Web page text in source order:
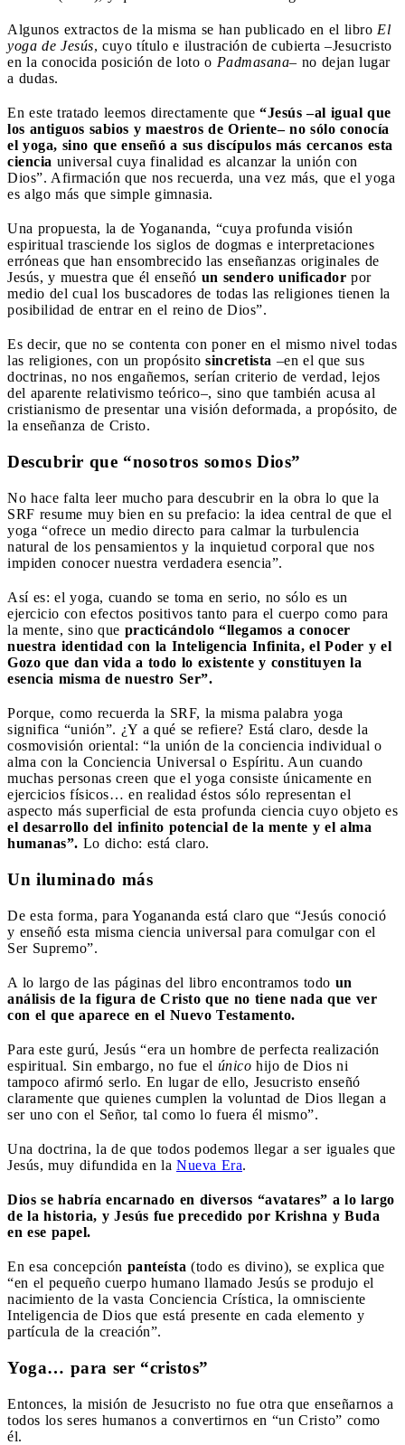
Algunos extractos de la misma se han publicado en el libro El
yoga de Jesús, cuyo título e ilustración de cubierta –Jesucristo
en la conocida posición de loto o Padmasana– no dejan lugar
a dudas.
En este tratado leemos directamente que “Jesús –al igual que
los antiguos sabios y maestros de Oriente– no sólo conocía
el yoga, sino que enseñó a sus discípulos más cercanos esta
ciencia universal cuya finalidad es alcanzar la unión con
Dios”. Afirmación que nos recuerda, una vez más, que el yoga
es algo más que simple gimnasia.
Una propuesta, la de Yogananda, “cuya profunda visión
espiritual trasciende los siglos de dogmas e interpretaciones
erróneas que han ensombrecido las enseñanzas originales de
Jesús, y muestra que él enseñó un sendero unificador por
medio del cual los buscadores de todas las religiones tienen la
posibilidad de entrar en el reino de Dios”.
Es decir, que no se contenta con poner en el mismo nivel todas
las religiones, con un propósito sincretista –en el que sus
doctrinas, no nos engañemos, serían criterio de verdad, lejos
del aparente relativismo teórico–, sino que también acusa al
cristianismo de presentar una visión deformada, a propósito, de
la enseñanza de Cristo.
Descubrir que “nosotros somos Dios”
No hace falta leer mucho para descubrir en la obra lo que la
SRF resume muy bien en su prefacio: la idea central de que el
yoga “ofrece un medio directo para calmar la turbulencia
natural de los pensamientos y la inquietud corporal que nos
impiden conocer nuestra verdadera esencia”.
Así es: el yoga, cuando se toma en serio, no sólo es un
ejercicio con efectos positivos tanto para el cuerpo como para
la mente, sino que practicándolo “llegamos a conocer
nuestra identidad con la Inteligencia Infinita, el Poder y el
Gozo que dan vida a todo lo existente y constituyen la
esencia misma de nuestro Ser”.
Porque, como recuerda la SRF, la misma palabra yoga
significa “unión”. ¿Y a qué se refiere? Está claro, desde la
cosmovisión oriental: “la unión de la conciencia individual o
alma con la Conciencia Universal o Espíritu. Aun cuando
muchas personas creen que el yoga consiste únicamente en
ejercicios físicos… en realidad éstos sólo representan el
aspecto más superficial de esta profunda ciencia cuyo objeto es
el desarrollo del infinito potencial de la mente y el alma
humanas”. Lo dicho: está claro.
Un iluminado más
De esta forma, para Yogananda está claro que “Jesús conoció
y enseñó esta misma ciencia universal para comulgar con el
Ser Supremo”.
A lo largo de las páginas del libro encontramos todo un
análisis de la figura de Cristo que no tiene nada que ver
con el que aparece en el Nuevo Testamento.
Para este gurú, Jesús “era un hombre de perfecta realización
espiritual. Sin embargo, no fue el único hijo de Dios ni
tampoco afirmó serlo. En lugar de ello, Jesucristo enseñó
claramente que quienes cumplen la voluntad de Dios llegan a
ser uno con el Señor, tal como lo fuera él mismo”.
Una doctrina, la de que todos podemos llegar a ser iguales que
Jesús, muy difundida en la Nueva Era.
Dios se habría encarnado en diversos “avatares” a lo largo
de la historia, y Jesús fue precedido por Krishna y Buda
en ese papel.
En esa concepción panteísta (todo es divino), se explica que
“en el pequeño cuerpo humano llamado Jesús se produjo el
nacimiento de la vasta Conciencia Crística, la omnisciente
Inteligencia de Dios que está presente en cada elemento y
partícula de la creación”.
Yoga… para ser “cristos”
Entonces, la misión de Jesucristo no fue otra que enseñarnos a
todos los seres humanos a convertirnos en “un Cristo” como
él.